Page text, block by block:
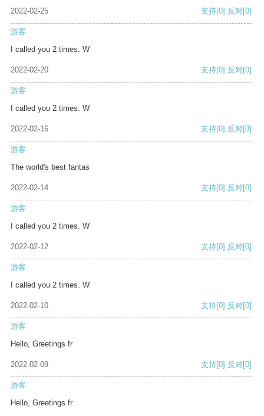
2022-02-25 支持[0] 反对[0]
游客
I called you 2 times. W
2022-02-20 支持[0] 反对[0]
游客
I called you 2 times. W
2022-02-16 支持[0] 反对[0]
游客
The world's best fantas
2022-02-14 支持[0] 反对[0]
游客
I called you 2 times. W
2022-02-12 支持[0] 反对[0]
游客
I called you 2 times. W
2022-02-10 支持[0] 反对[0]
游客
Hello, Greetings fr
2022-02-09 支持[0] 反对[0]
游客
Hello, Greetings fr